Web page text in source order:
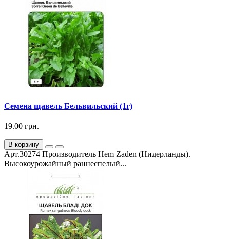
Семена щавель Бельвильский (1г)
19.00 грн.
В корзину
Арт.30274 Производитель Hem Zaden (Нидерланды).
Высокоурожайный раннеспелый...